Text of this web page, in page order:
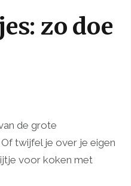
zo doe
de grote
twijfel je over je eigen
voor koken met